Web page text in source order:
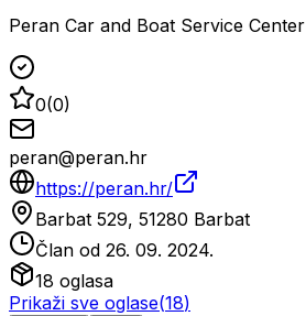
Peran Car and Boat Service Center
0(0)
peran@peran.hr
https://peran.hr/
Barbat 529, 51280 Barbat
Član od 26. 09. 2024.
18 oglasa
Prikaži sve oglase(18)